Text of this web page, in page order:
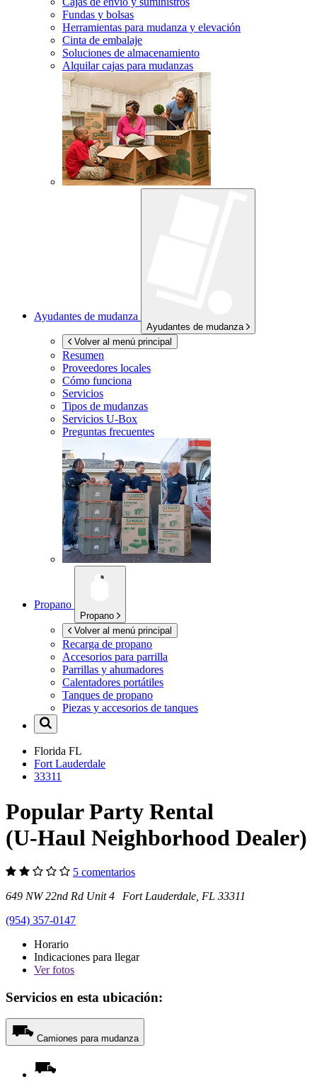
Fundas y bolsas
Herramientas para mudanza y elevación
Cinta de embalaje
Soluciones de almacenamiento
Alquilar cajas para mudanzas
Ayudantes de mudanza
Ayudantes de mudanza
Volver al menú principal
Resumen
Proveedores locales
Cómo funciona
Servicios
Tipos de mudanzas
Servicios U-Box
Preguntas frecuentes
Propano
Propano
Volver al menú principal
Recarga de propano
Accesorios para parrilla
Parrillas y ahumadores
Calentadores portátiles
Tanques de propano
Piezas y accesorios de tanques
Florida FL
Fort Lauderdale
33311
Popular Party Rental
(U-Haul Neighborhood Dealer)
5 comentarios
649 NW 22nd Rd Unit 4 Fort Lauderdale, FL 33311
(954) 357-0147
Horario
Indicaciones para llegar
Verfotos
Servicios en esta ubicación:
Camiones para mudanza